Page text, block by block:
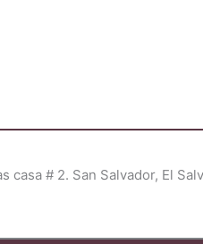
casa # 2. San Salvador, El